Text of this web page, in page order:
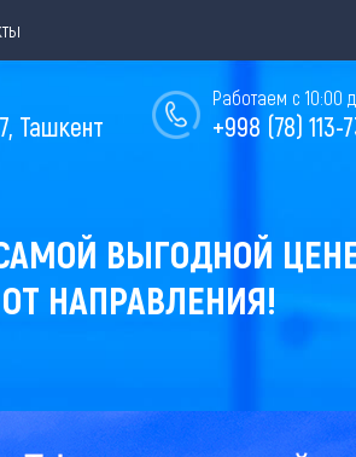
Работаем с 10:00
+998 (78) 113-
Ташкент
ВЫГОДНОЙ
НАПРАВЛЕНИЯ!